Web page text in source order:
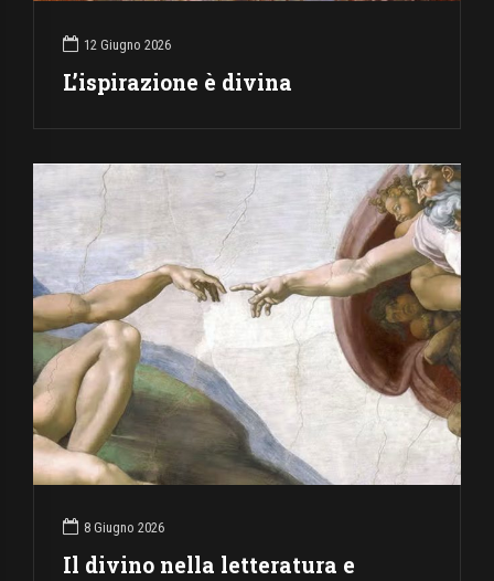
12 Giugno 2026
L’ispirazione è divina
8 Giugno 2026
Il divino nella letteratura e